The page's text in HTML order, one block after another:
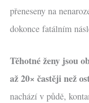
přeneseny na
dokonce fatálním
Těhotné ženy jsou
až 20× častěji než
nachází v půdě,